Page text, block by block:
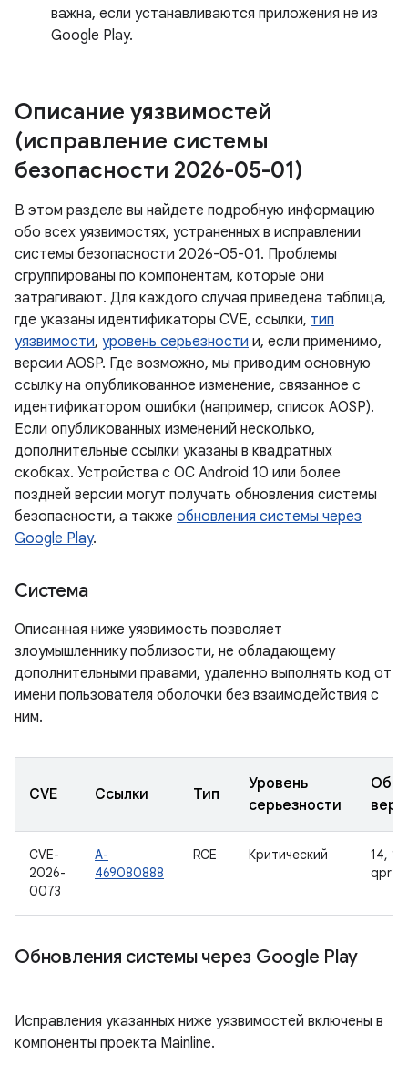
важна, если устанавливаются приложения не из
Google Play.
Описание уязвимостей
(исправление системы
безопасности 2026-05-01)
В этом разделе вы найдете подробную информацию
обо всех уязвимостях, устраненных в исправлении
системы безопасности 2026-05-01. Проблемы
сгруппированы по компонентам, которые они
затрагивают. Для каждого случая приведена таблица,
где указаны идентификаторы CVE, ссылки, тип
уязвимости, уровень серьезности и, если применимо,
версии AOSP. Где возможно, мы приводим основную
ссылку на опубликованное изменение, связанное с
идентификатором ошибки (например, список AOSP).
Если опубликованных изменений несколько,
дополнительные ссылки указаны в квадратных
скобках. Устройства с ОС Android 10 или более
поздней версии могут получать обновления системы
безопасности, а также обновления системы через
Google Play.
Система
Описанная ниже уязвимость позволяет
злоумышленнику поблизости, не обладающему
дополнительными правами, удаленно выполнять код от
имени пользователя оболочки без взаимодействия с
ним.
CVE Ссылки Тип
Уровень
серьезности
CVE-
2026-
0073
A-
469080888
RCE Критический
14,
qpr2
Обновления системы через Google Play
Исправления указанных ниже уязвимостей включены в
компоненты проекта Mainline.